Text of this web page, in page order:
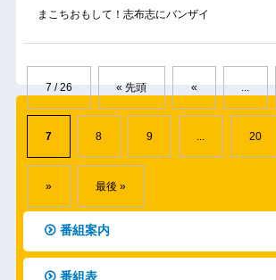
まこちおもして！志布志にバンザイ
7 / 26 « 先頭 «
7 8 9 ... 20
» 最後 »
番組案内
番組表